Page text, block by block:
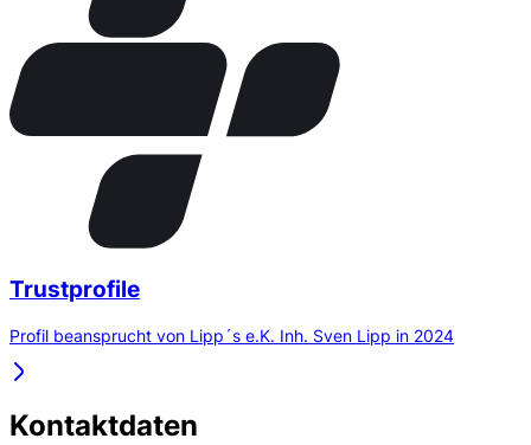
Trustprofile
Profil beansprucht von Lipp´s e.K. Inh. Sven Lipp in 2024
Kontaktdaten